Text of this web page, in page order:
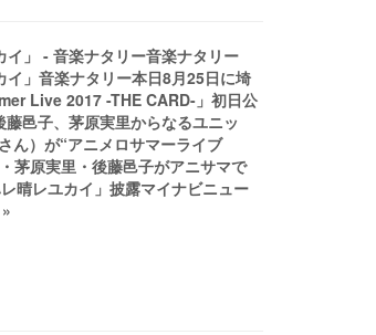
イ」 - 音楽ナタリー音楽ナタリー
イ」音楽ナタリー本日8月25日に埼
Live 2017 -THE CARD-」初日公
邑子、茅原実里からなるユニッ
ん）が“アニメロサマーライブ
茅原実里・後藤邑子がアニサマで
晴レユカイ」披露マイナビニュー